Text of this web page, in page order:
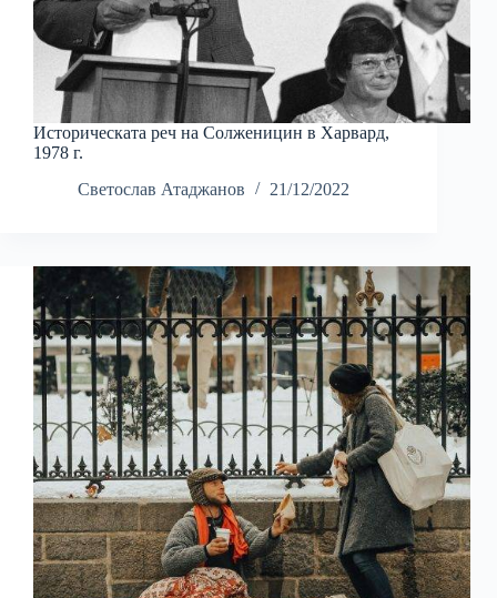
Историческата реч на Солженицин в Харвард,
1978 г.
Светослав Атаджанов
21/12/2022